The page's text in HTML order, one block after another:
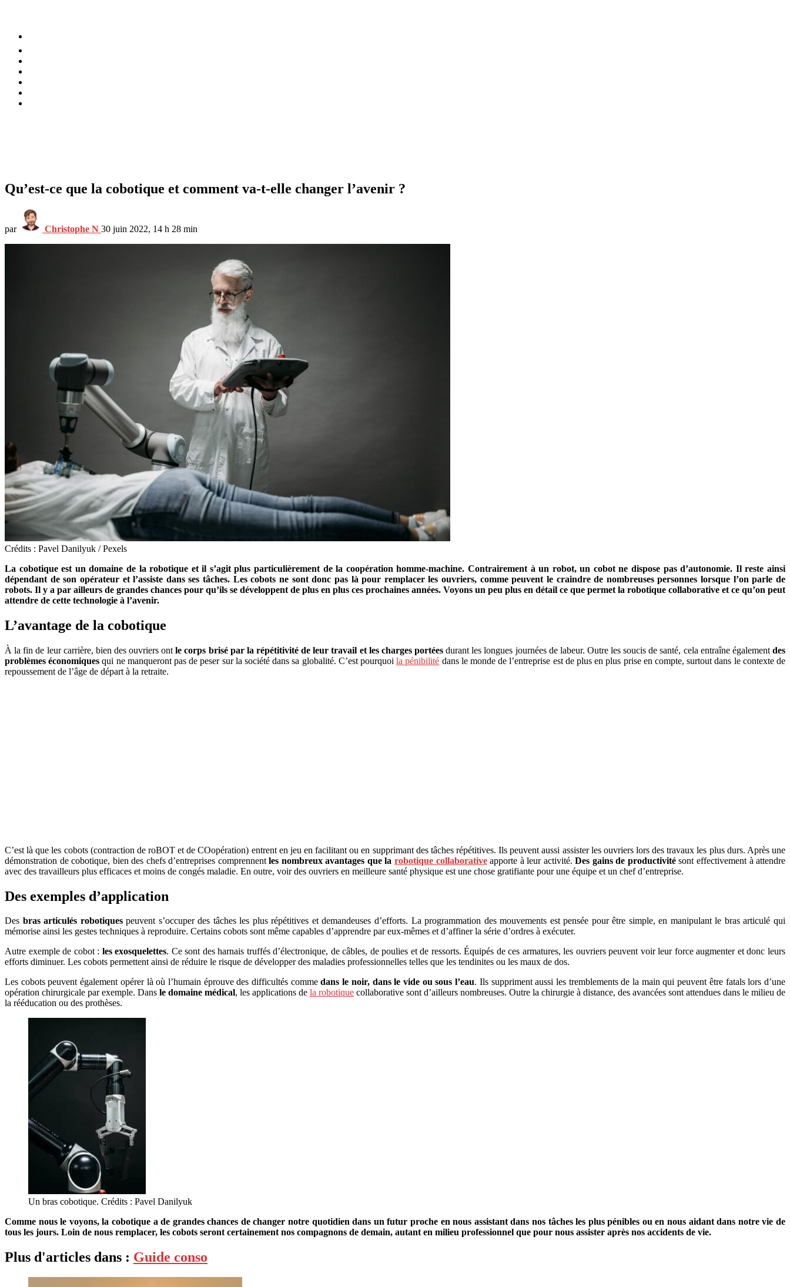
Qu’est-ce que la cobotique et comment va-t-elle changer l’avenir ?
par Christophe N 30 juin 2022, 14 h 28 min
Crédits : Pavel Danilyuk / Pexels
La cobotique est un domaine de la robotique et il s’agit plus particulièrement de la coopération homme-machine. Contrairement à un robot, un cobot ne dispose pas d’autonomie. Il reste ainsi
dépendant de son opérateur et l’assiste dans ses tâches. Les cobots ne sont donc pas là pour remplacer les ouvriers, comme peuvent le craindre de nombreuses personnes lorsque l’on parle de
robots. Il y a par ailleurs de grandes chances pour qu’ils se développent de plus en plus ces prochaines années. Voyons un peu plus en détail ce que permet la robotique collaborative et ce qu’on peut
attendre de cette technologie à l’avenir.
L’avantage de la cobotique
À la fin de leur carrière, bien des ouvriers ontle corps brisé par la répétitivité de leur travail et les charges portéesdurant les longues journées de labeur. Outre les soucis de santé, cela entraîne égalementdes
problèmes économiques qui ne manqueront pas de peser sur la société dans sa globalité. C’est pourquoila pénibilité dans le monde de l’entreprise est de plus en plus prise en compte, surtout dans le contexte de
repoussement de l’âge de départ à la retraite.
C’est là que les cobots (contraction de roBOT et de COopération) entrent en jeu en facilitant ou en supprimant des tâches répétitives. Ils peuvent aussi assister les ouvriers lors des travaux les plus durs. Après une
démonstration de cobotique, bien des chefs d’entreprises comprennentles nombreux avantages que larobotique collaborativeapporte à leur activité.Des gains de productivitésont effectivement à attendre
avec des travailleurs plus efficaces et moins de congés maladie. En outre, voir des ouvriers en meilleure santé physique est une chose gratifiante pour une équipe et un chef d’entreprise.
Des exemples d’application
Des bras articulés robotiquespeuvent s’occuper des tâches les plus répétitives et demandeuses d’efforts. La programmation des mouvements est pensée pour être simple, en manipulant le bras articulé qui
mémorise ainsi les gestes techniques à reproduire. Certains cobots sont même capables d’apprendre par eux-mêmes et d’affiner la série d’ordres à exécuter.
Autre exemple de cobot : les exosquelettes. Ce sont des harnais truffés d’électronique, de câbles, de poulies et de ressorts. Équipés de ces armatures, les ouvriers peuvent voir leur force augmenter et donc leurs
efforts diminuer. Les cobots permettent ainsi de réduire le risque de développer des maladies professionnelles telles que les tendinites ou les maux de dos.
Les cobots peuvent également opérer là où l’humain éprouve des difficultés commedans le noir, dans le vide ou sous l’eau. Ils suppriment aussi les tremblements de la main qui peuvent être fatals lors d’une
opération chirurgicale par exemple. Dans le domaine médical, les applications de la robotique collaborative sont d’ailleurs nombreuses. Outre la chirurgie à distance, des avancées sont attendues dans le milieu de
la rééducation ou des prothèses.
Un bras cobotique. Crédits : Pavel Danilyuk
Comme nous le voyons, la cobotique a de grandes chances de changer notre quotidien dans un futur proche en nous assistant dans nos tâches les plus pénibles ou en nous aidant dans notre vie de
tous les jours. Loin de nous remplacer, les cobots seront certainement nos compagnons de demain, autant en milieu professionnel que pour nous assister après nos accidents de vie.
Plus d'articles dans : Guide conso